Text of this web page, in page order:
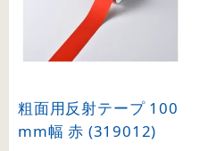
粗面用反射テープ 100
mm幅 赤 (319012)